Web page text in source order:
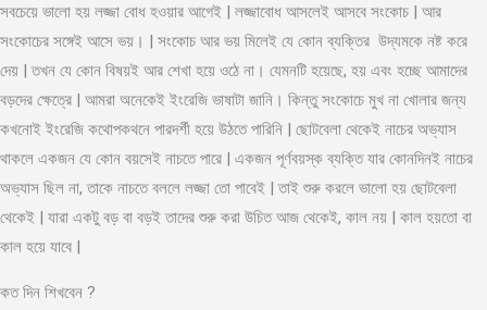
সবচেয়ে ভালো হয় লজ্জা বোধ হওয়ার আগেই | লজ্জাবোধ আসলেই আসবে সংকোচ | আর
সংকোচের সঙ্গেই আসে ভয়। | সংকোচ আর ভয় মিলেই যে কোন ব্যক্তির উদ্যমকে নষ্ট করে
দেয় | তখন যে কোন বিষয়ই আর শেখা হয়ে ওঠে না। যেমনটি হয়েছে, হয় এবং হচ্ছে আমাদের
বড়দের ক্ষেত্রে | আমরা অনেকেই ইংরেজি ভাষাটা জানি। কিন্তু সংকোচে মুখ না খোলার জন্য
কখনোই ইংরেজি কথোপকথনে পারদর্শী হয়ে উঠতে পারিনি | ছোটবেলা থেকেই নাচের অভ্যাস
থাকলে একজন যে কোন বয়সেই নাচতে পারে | একজন পূর্ণবয়স্ক ব্যক্তি যার কোনদিনই নাচের
অভ্যাস ছিল না, তাকে নাচতে বললে লজ্জা তো পাবেই | তাই শুরু করলে ভালো হয় ছোটবেলা
থেকেই | যারা একটু বড় বা বড়ই তাদের শুরু করা উচিত আজ থেকেই, কাল নয় | কাল হয়তো বা
কাল হয়ে যাবে |
কত দিন শিখবেন ?